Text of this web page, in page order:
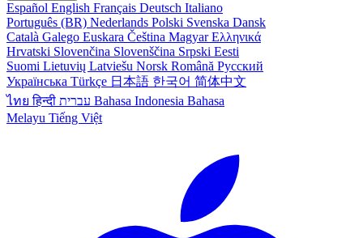
Español English Français Deutsch Italiano
Português (BR) Nederlands Polski Svenska Dansk
Català Galego Euskara Čeština MagyarΕλληνικά
Hrvatski Slovenčina Slovenščina Srpski Eesti
Suomi Lietuvių Latviešu Norsk Română Русский
Українська Türkçe 日本語 한국어 简体中文
ไทยहिन्दी Bahasa Indonesia Bahasa
Melayu Tiếng Việt